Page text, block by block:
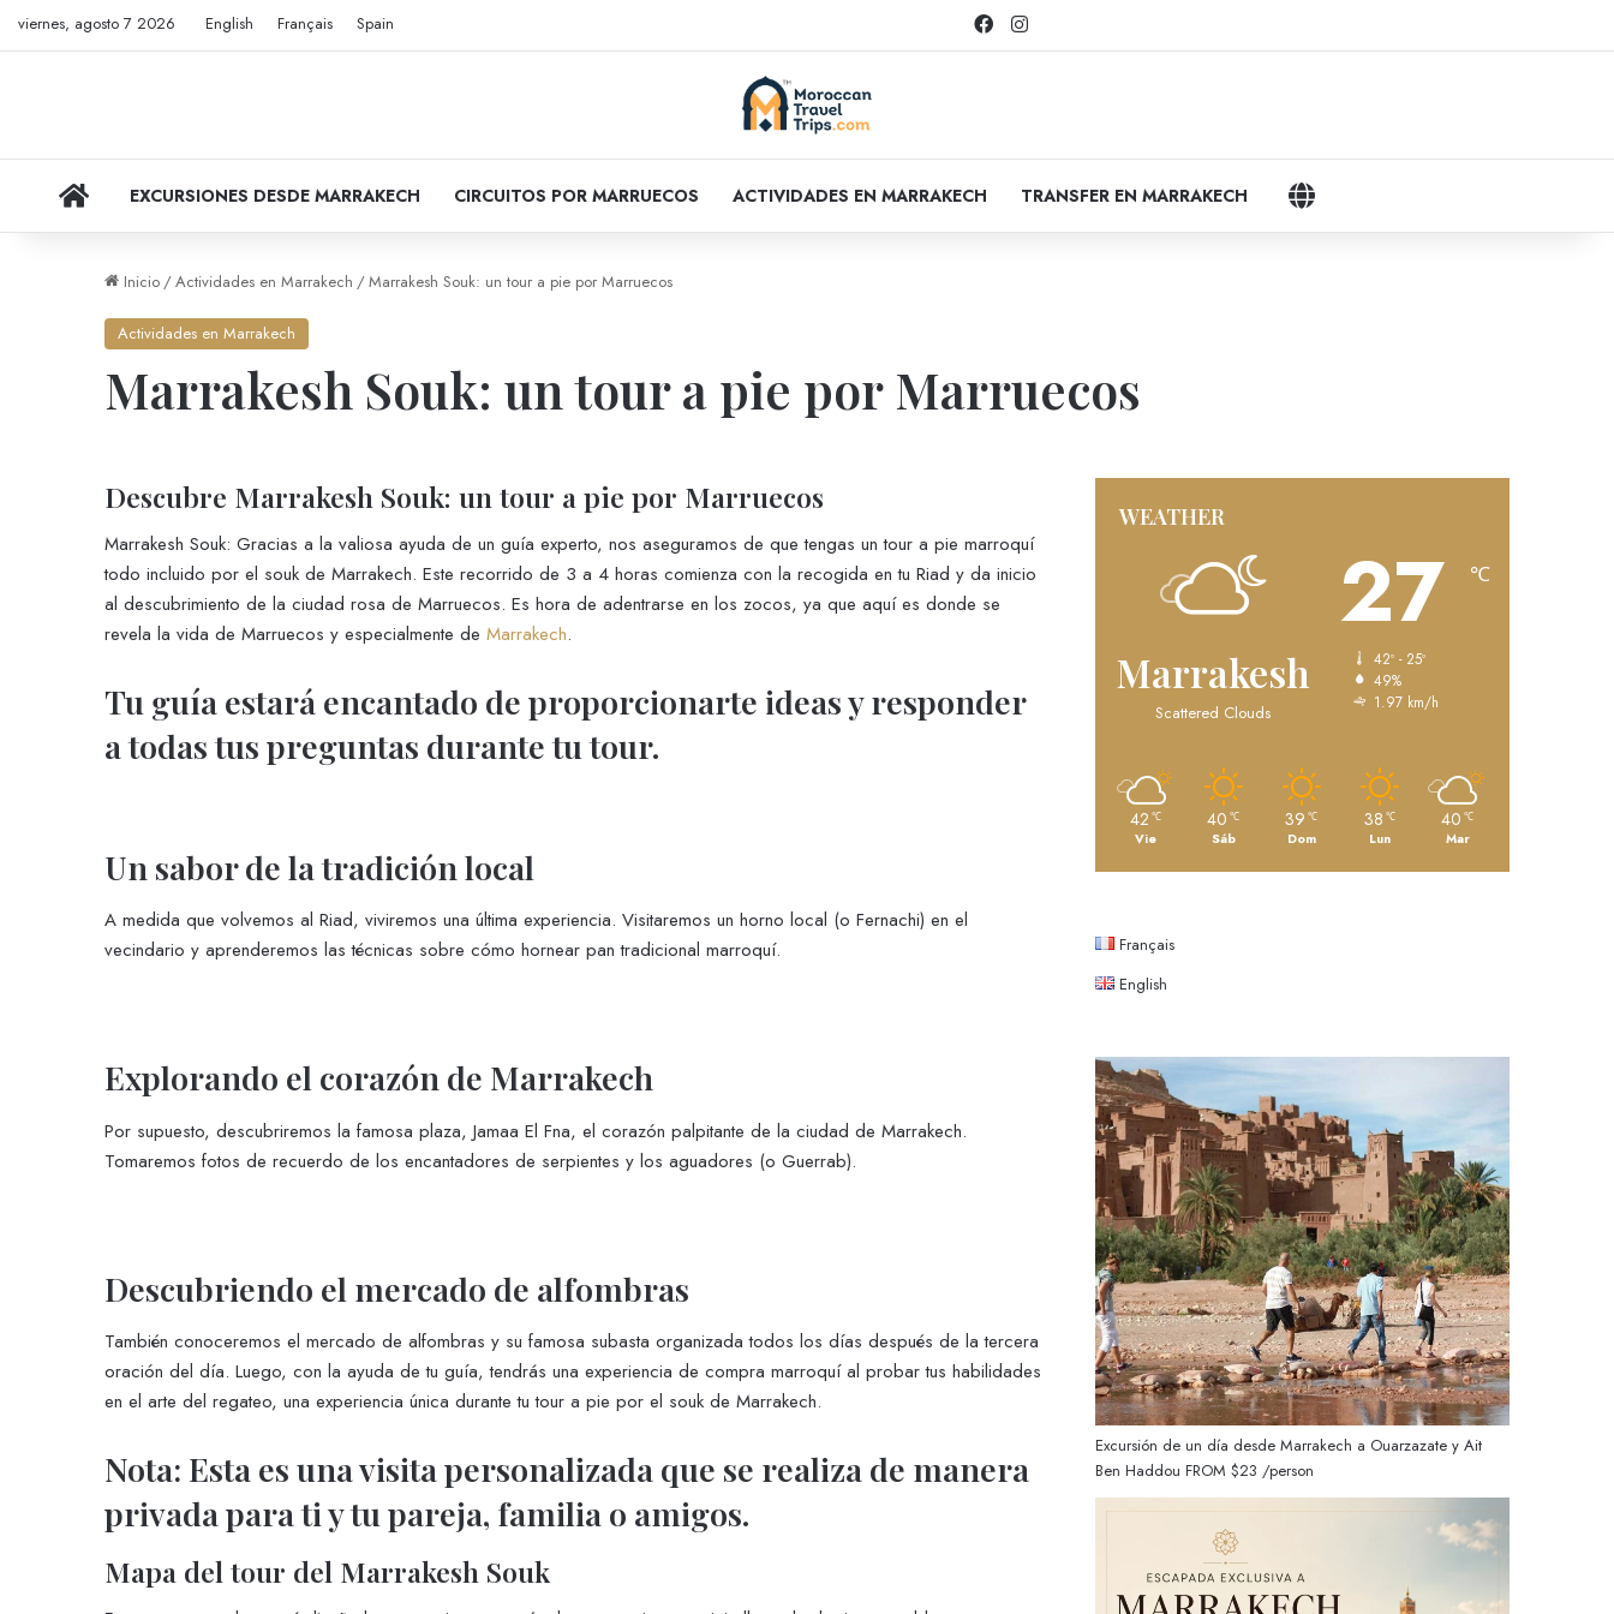
viernes, agosto 7 2026 English Français Spain FacebookInstagram
VIAJES POR MARRUECOS
EXCURSIONES DESDE MARRAKECH CIRCUITOS POR MARRUECOS ACTIVIDADES EN MARRAKECH TRANSFER EN MARRAKECH LANGUAGES
Inicio /Actividades en Marrakech /Marrakesh Souk: un tour a pie por Marruecos
Actividades en Marrakech
Marrakesh Souk: un tour a pie por Marruecos
Descubre Marrakesh Souk: un tour a pie por Marruecos
Marrakesh Souk: Gracias a la valiosa ayuda de un guía experto, nos aseguramos de que tengas un tour a pie marroquí
todo incluido por el souk de Marrakech. Este recorrido de 3 a 4 horas comienza con la recogida en tu Riad y da inicio
al descubrimiento de la ciudad rosa de Marruecos. Es hora de adentrarse en los zocos, ya que aquí es donde se
revela la vida de Marruecos y especialmente de Marrakech.
Tu guía estará encantado de proporcionarte ideas y responder
a todas tus preguntas durante tu tour.
Un sabor de la tradición local
A medida que volvemos al Riad, viviremos una última experiencia. Visitaremos un horno local (o Fernachi) en el
vecindario y aprenderemos las técnicas sobre cómo hornear pan tradicional marroquí.
Explorando el corazón de Marrakech
Por supuesto, descubriremos la famosa plaza, Jamaa El Fna, el corazón palpitante de la ciudad de Marrakech.
Tomaremos fotos de recuerdo de los encantadores de serpientes y los aguadores (o Guerrab).
Descubriendo el mercado de alfombras
También conoceremos el mercado de alfombras y su famosa subasta organizada todos los días después de la tercera
oración del día. Luego, con la ayuda de tu guía, tendrás una experiencia de compra marroquí al probar tus habilidades
en el arte del regateo, una experiencia única durante tu tour a pie por el souk de Marrakech.
Nota: Esta es una visita personalizada que se realiza de manera
privada para ti y tu pareja, familia o amigos.
Mapa del tour del Marrakesh Souk
WEATHER
Marrakesh
Scattered Clouds
27 ℃
42º - 25º
49%
1.97 km/h
42 ℃
Vie
40 ℃
Sáb
39 ℃
Dom
38 ℃
Lun
40 ℃
Mar
Français
English
Excursión de un día desde Marrakech a Ouarzazate y Ait
Ben Haddou FROM$23 /person